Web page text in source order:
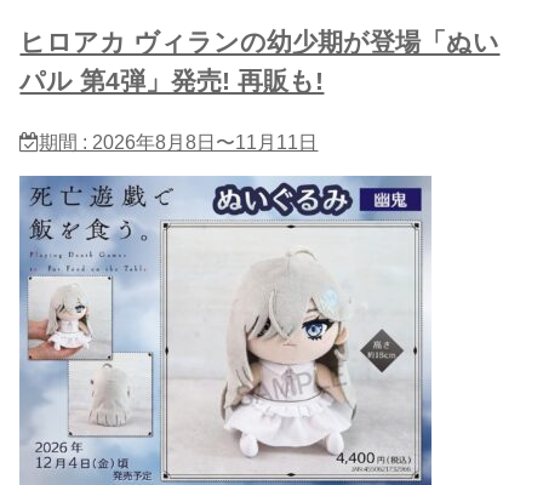
ヒロアカ ヴィランの幼少期が登場「ぬい
パル 第4弾」発売! 再販も!
期間 : 2026年8月8日〜11月11日